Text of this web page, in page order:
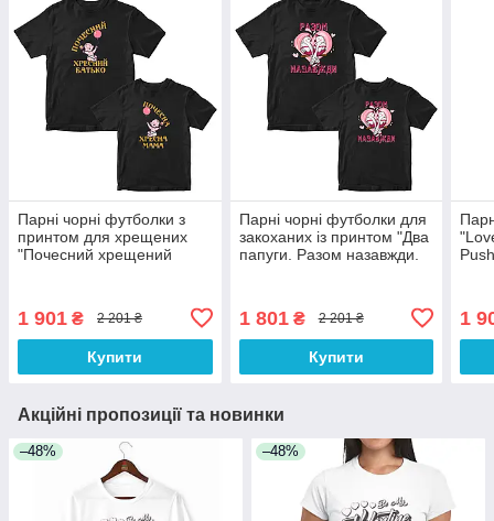
Парні чорні футболки з
принтом для хрещених
"Почесний хрещений
1 901 ₴ 2 201 ₴
Купити
Парні чорні футболки для
закоханих із принтом "Два
папуги. Разом назавжди.
1 801₴ 2 201 ₴
Купити
1
Акційні пропозиції та новинки
–48% –48%